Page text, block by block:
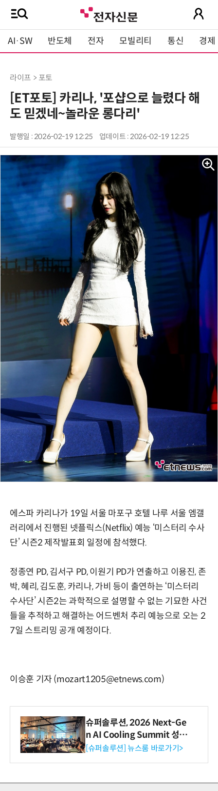
AI·SW 반도체 전자 모빌리티 통신 경제
라이프 > 포토
[ET포토] 카리나, '포샵으로 늘렸다 해
도 믿겠네~놀라운 롱다리'
발행일 : 2026-02-19 12:25 업데이트 : 2026-02-19 12:25
에스파 카리나가 19일 서울 마포구 호텔 나루 서울 엠갤
러리에서 진행된 넷플릭스(Netflix) 예능 ‘미스터리 수사
단’ 시즌2 제작발표회 일정에 참석했다.
정종연 PD, 김서구 PD, 이원기 PD가 연출하고 이용진, 존
박, 혜리, 김도훈, 카리나, 가비 등이 출연하는 ‘미스터리
수사단’ 시즌2는 과학적으로 설명할 수 없는 기묘한 사건
들을 추적하고 해결하는 어드벤처 추리 예능으로 오는 2
7일 스트리밍 공개 예정이다.
이승훈 기자 (mozart1205@etnews.com)
슈퍼솔루션, 2026 Next-Ge
n AI Cooling Summit 성황
리 성료
[슈퍼솔루션] 뉴스룸 바로가기>